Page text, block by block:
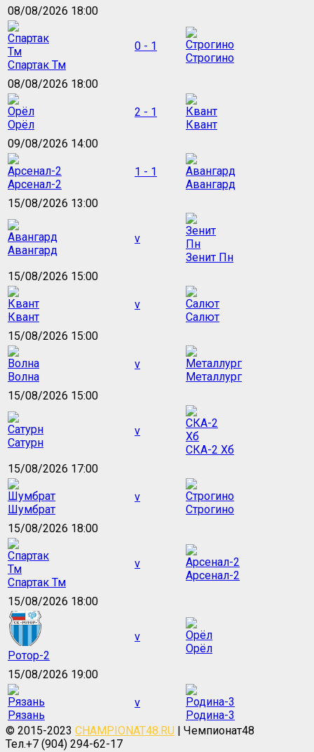
08/08/2026 18:00
Спартак Тм
0 - 1
Строгино
08/08/2026 18:00
Орёл
2 - 1
Квант
09/08/2026 14:00
Арсенал-2
1 - 1
Авангард
15/08/2026 13:00
Авангард
v
Зенит Пн
15/08/2026 15:00
Квант
v
Салют
15/08/2026 15:00
Волна
v
Металлург
15/08/2026 15:00
Сатурн
v
СКА-2 Хб
15/08/2026 17:00
Шумбрат
v
Строгино
15/08/2026 18:00
Спартак Тм
v
Арсенал-2
15/08/2026 18:00
Ротор-2
v
Орёл
15/08/2026 19:00
Рязань
v
Родина-3
© 2015-2023 CHAMPIONAT48.RU | Чемпионат48
Тел.+7 (904) 294-62-17